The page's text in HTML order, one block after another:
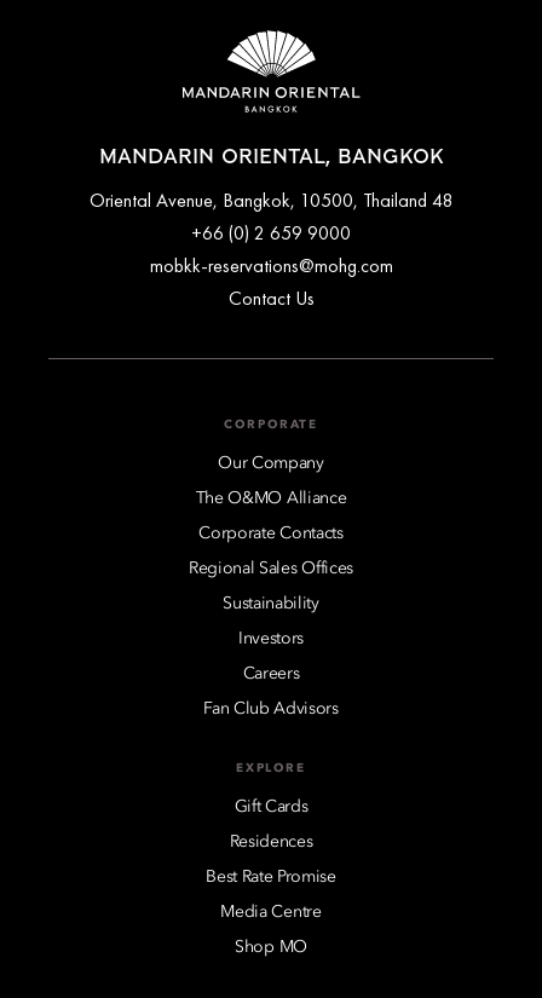
MANDARIN ORIENTAL, BANGKOK
48 Oriental Avenue, Bangkok, 10500, Thailand
+66 (0) 2 659 9000
mobkk-reservations@mohg.com
Contact Us
CORPORATE
Our Company
The O&MO Alliance
Corporate Contacts
Regional Sales Offices
Sustainability
Investors
Careers
Fan Club Advisors
EXPLORE
Gift Cards
Residences
Best Rate Promise
Media Centre
Shop MO